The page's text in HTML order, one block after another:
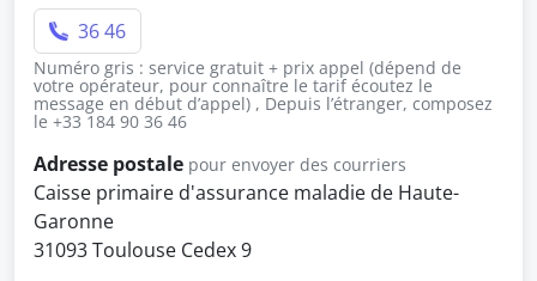
36 46
Numéro gris : service gratuit + prix appel (dépend de
votre opérateur, pour connaître le tarif écoutez le
message en début d’appel) , Depuis l’étranger, composez
le +33 184 90 36 46
Adresse postale pour envoyer des courriers
Caisse primaire d'assurance maladie de Haute-
Garonne
31093 Toulouse Cedex 9